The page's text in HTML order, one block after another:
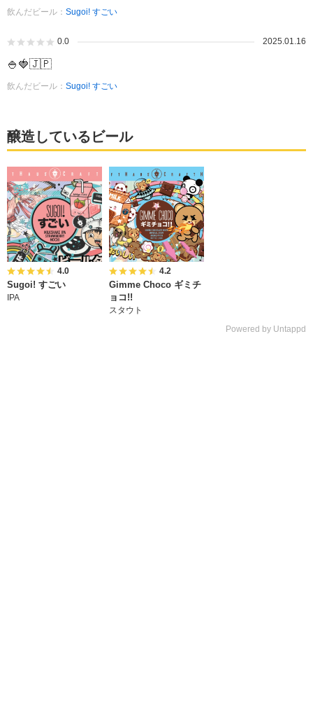
飲んだビール： Sugoi! すごい
0.0 2025.01.16
🍚🍓🇯🇵
飲んだビール： Sugoi! すごい
醸造しているビール
4.0
Sugoi! すごい
IPA
4.2
Gimme Choco ギミチ
ョコ!!
スタウト
Powered by Untappd